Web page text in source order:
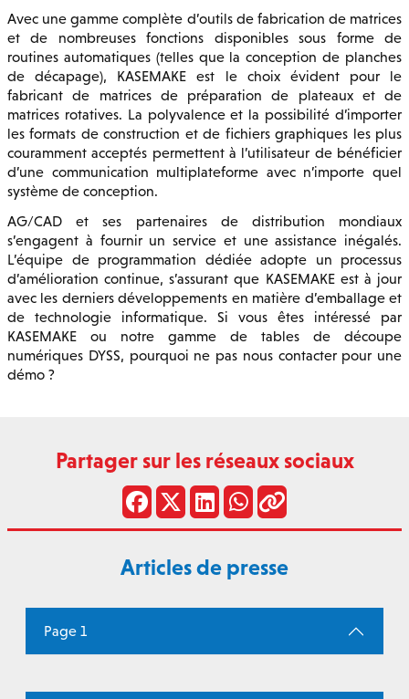
Avec une gamme complète d’outils de fabrication de matrices
et de nombreuses fonctions disponibles sous forme de
routines automatiques (telles que la conception de planches
de décapage), KASEMAKE est le choix évident pour le
fabricant de matrices de préparation de plateaux et de
matrices rotatives. La polyvalence et la possibilité d’importer
les formats de construction et de fichiers graphiques les plus
couramment acceptés permettent à l’utilisateur de bénéficier
d’une communication multiplateforme avec n’importe quel
système de conception.
AG/CAD et ses partenaires de distribution mondiaux
s’engagent à fournir un service et une assistance inégalés.
L’équipe de programmation dédiée adopte un processus
d’amélioration continue, s’assurant que KASEMAKE est à jour
avec les derniers développements en matière d’emballage et
de technologie informatique. Si vous êtes intéressé par
KASEMAKE ou notre gamme de tables de découpe
numériques DYSS, pourquoi ne pas nous contacter pour une
démo ?
Partager sur les réseaux sociaux
Articles de presse
Page 1